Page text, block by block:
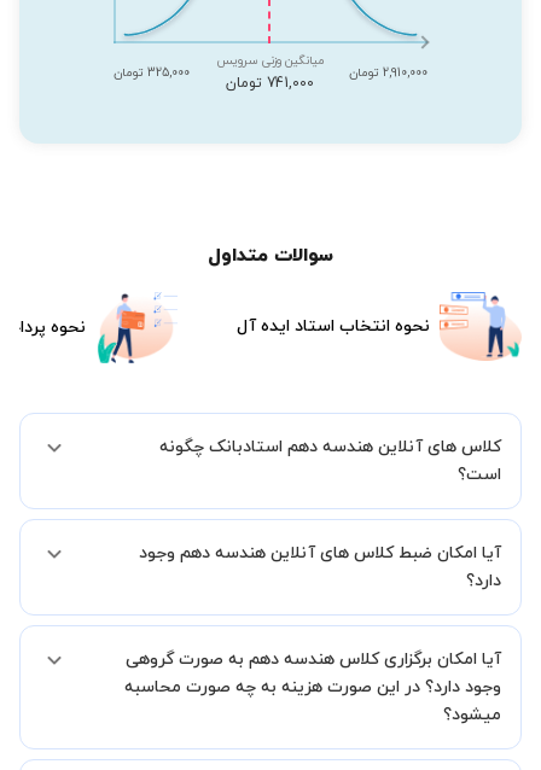
2,910,000 تومان
میانگین وزنی سرویس
741,000 تومان
325,000 تومان
سوالات متداول
نحوه انتخاب استاد ایده آل نحوه
کلاس های آنلاین هندسه دهم استادبانک چگونه
است؟
شما میدهیم که استاد شما پیش از جلسه تمامی موارد لازم برای برگزاری
یک کلاس آنلاین با کیفیت و مفید را به شما توضیح خواهند داد.
آیا امکان ضبط کلاس های آنلاین هندسه دهم وجود
دارد؟
کنید.
آیا امکان برگزاری کلاس هندسه دهم به صورت گروهی
وجود دارد؟ در این صورت هزینه به چه صورت محاسبه
میشود؟